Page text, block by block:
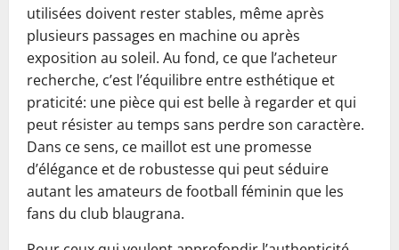
utilisées doivent rester stables, même après
plusieurs passages en machine ou après
exposition au soleil. Au fond, ce que l’acheteur
recherche, c’est l’équilibre entre esthétique et
praticité: une pièce qui est belle à regarder et qui
peut résister au temps sans perdre son caractère.
Dans ce sens, ce maillot est une promesse
d’élégance et de robustesse qui peut séduire
autant les amateurs de football féminin que les
fans du club blaugrana.